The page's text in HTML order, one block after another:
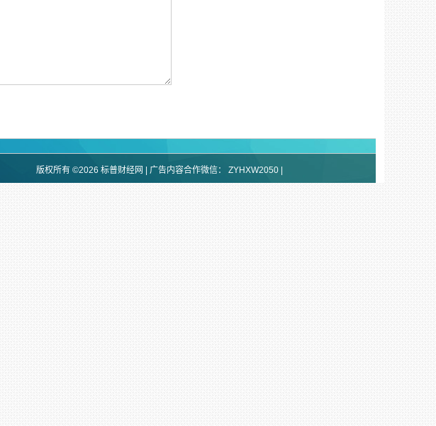
版权所有 ©2026 标普财经网 | 广告内容合作微信：ZYHXW2050